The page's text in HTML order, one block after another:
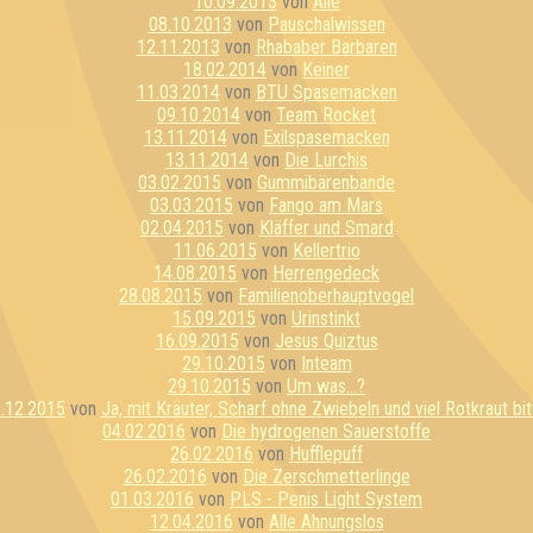
08.10.2013 von Pauschalwissen
12.11.2013 von Rhababer Barbaren
18.02.2014 von Keiner
11.03.2014von BTU Spasemacken
09.10.2014 von Team Rocket
13.11.2014von Exilspasemacken
13.11.2014 von Die Lurchis
03.02.2015 von Gummibärenbande
03.03.2015 von Fango am Mars
02.04.2015 von Kläffer und Smard
11.06.2015 von Kellertrio
14.08.2015 von Herrengedeck
28.08.2015 von Familienoberhauptvogel
15.09.2015 von Urinstinkt
16.09.2015 von Jesus Quiztus
29.10.2015 von Inteam
29.10.2015 von Um was...?
von Ja, mit Kräuter, Scharf ohne Zwiebeln und viel Rotkraut
04.02.2016 von Die hydrogenen Sauerstoffe
26.02.2016 von Hufflepuff
26.02.2016 von Die Zerschmetterlinge
01.03.2016 von PLS - Penis Light System
12.04.2016 von Alle Ahnungslos